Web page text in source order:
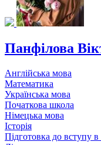
Панфілова
Англійська мова
Математика
Українська мова
Початкова школа
Німецька мова
Історія
Підготовка до вступу в